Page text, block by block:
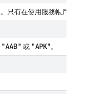
只有在使用服務帳戶驗證
"AAB" 或 "APK"。